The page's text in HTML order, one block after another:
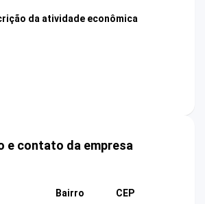
da atividade econômica
e contato da empresa
Bairro
CEP